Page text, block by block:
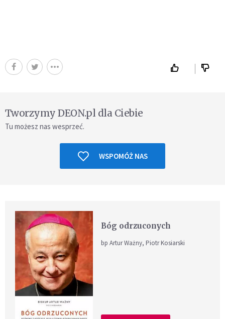
Tworzymy DEON.pl dla Ciebie
Tu możesz nas wesprzeć.
WSPOMÓŻ NAS
Bóg odrzuconych
bp Artur Ważny, Piotr Kosiarski